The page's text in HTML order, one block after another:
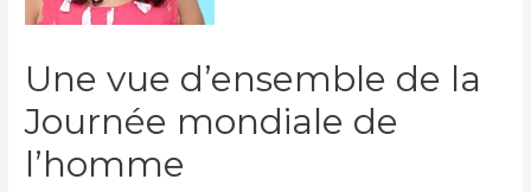
Une vue d’ensemble de la
Journée mondiale de
l’homme